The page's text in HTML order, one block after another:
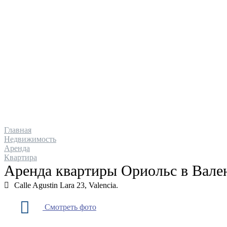
Главная
Недвижимость
Аренда
Квартира
Аренда квартиры Ориольс в
Calle Agustin Lara 23, Valencia.
Смотреть фото